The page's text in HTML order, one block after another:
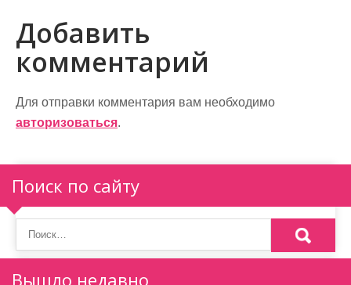
г
а
ц
и
я
п
о
з
а
Добавить
комментарий
Для отправки комментария вам необходимо
авторизоваться.
Поиск по сайту
Вышло недавно